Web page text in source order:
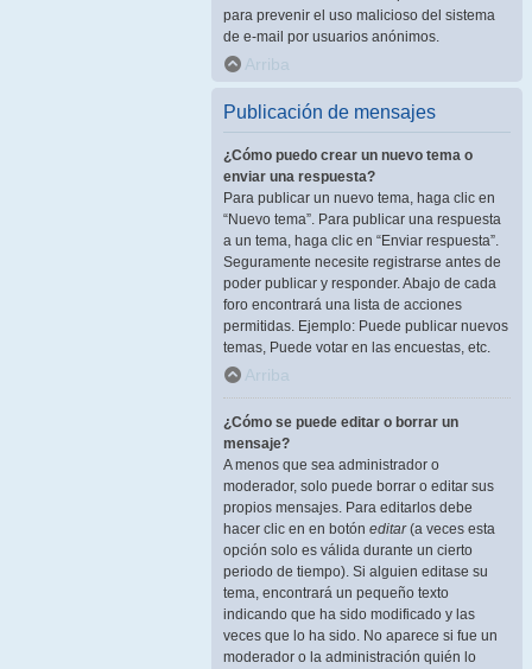
para prevenir el uso malicioso del sistema
de e-mail por usuarios anónimos.
Arriba
Publicación de mensajes
¿Cómo puedo crear un nuevo tema o
enviar una respuesta?
Para publicar un nuevo tema, haga clic en
“Nuevo tema”. Para publicar una respuesta
a un tema, haga clic en “Enviar respuesta”.
Seguramente necesite registrarse antes de
poder publicar y responder. Abajo de cada
foro encontrará una lista de acciones
permitidas. Ejemplo: Puede publicar nuevos
temas, Puede votar en las encuestas, etc.
Arriba
¿Cómo se puede editar o borrar un
mensaje?
A menos que sea administrador o
moderador, solo puede borrar o editar sus
propios mensajes. Para editarlos debe
hacer clic en en botón editar(a veces esta
opción solo es válida durante un cierto
periodo de tiempo). Si alguien editase su
tema, encontrará un pequeño texto
indicando que ha sido modificado y las
veces que lo ha sido. No aparece si fue un
moderador o la administración quién lo